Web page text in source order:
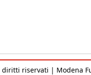
riservati | Modena